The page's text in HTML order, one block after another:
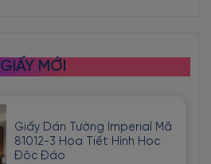
GIẤY MỚI
Giấy Dán Tường Imperial Mã
81012-3 Họa Tiết Hình Học
Độc Đáo